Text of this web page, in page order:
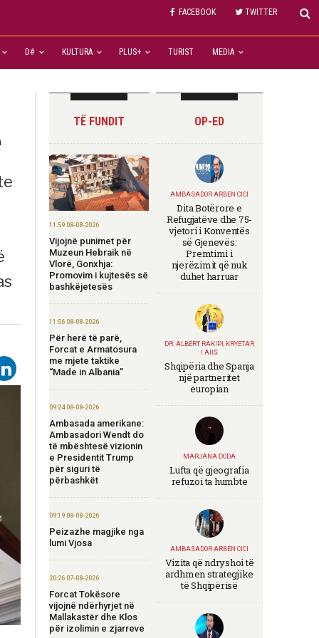
FACEBOOK TWITTER
D# KULTURA PLUS+ TURIST MEDIA
TË FUNDIT
11:59 08-08-2026
Vijojnë punimet për
Muzeun Hebraik në
Vlorë, Gonxhja:
Promovim i kujtesës së
bashkëjetesës
11:56 08-08-2026
Për herë të parë,
Forcat e Armatosura
me mjete taktike
“Made in Albania”
09:24 08-08-2026
Ambasada amerikane:
Ambasadori Wendt do
të mbështesë vizionin
e Presidentit Trump
për siguri të
përbashkët
09:19 08-08-2026
Peizazhe magjike nga
lumi Vjosa
20:26 07-08-2026
Forcat Tokësore
vijojnë ndërhyrjet në
Mallakastër dhe Klos
për izolimin e zjarreve
OP-ED
AMBASADOR ARBEN CICI
Dita Botërore e
Refugjatëve dhe 75-
vjetori i Konventës
së Gjenevës:
Premtimi i
njerëzimit që nuk
duhet harruar
DR. ALBERT RAKIPI, KRYETAR
I AIIS
Shqipëria dhe Spanja
një partneritet
europian
MARJANA DODA
Lufta që gjeografia
refuzoi ta humbte
AMBASADOR ARBEN CICI
Vizita që ndryshoi të
ardhmen strategjike
të Shqipërisë